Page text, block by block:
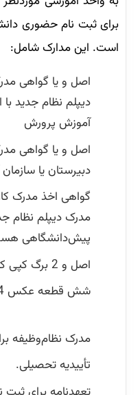
برای ثبت نام حضوری
است. این مدارک شامل:
اصل و یا گواهی
دیپلم نظام جدید
آموزش پرورش
اصل و یا گواهی
دبیرستان یا
گواهی اخذ مدرک
مدرک دیپلم نظام
پیش‌دانشگاهی
اصل و 2 برگ کپی کامل شناسنامه و کارت ملی.
مدرک نظام‌وظیفه
تأییدیه تحصیلی.